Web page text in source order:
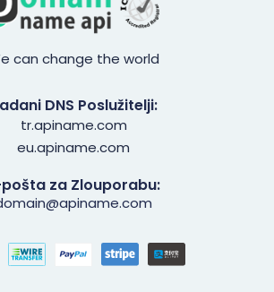
can change the world
DNS Poslužitelji:
tr.apiname.com
eu.apiname.com
pošta za Zlouporabu: